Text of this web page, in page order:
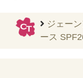
ジェー
ース